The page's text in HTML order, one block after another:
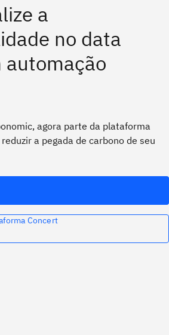
a
no data
agora parte da plataforma
a pegada de carbono de seu
Concert